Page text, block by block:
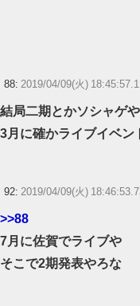
88: 2019/04/09(火)
結局二期とかソシャゲ
3月に確かライブイベン
92: 2019/04/09(火)
>>88
7月に佐賀でライブや
そこで2期発表やろな